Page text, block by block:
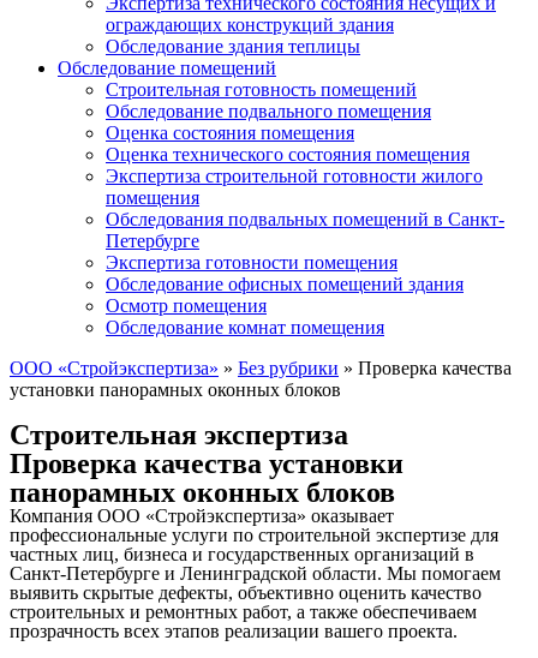
ограждающих конструкций здания
Обследование здания теплицы
Обследование помещений
Строительная готовность помещений
Обследование подвального помещения
Оценка состояния помещения
Оценка технического состояния помещения
Экспертиза строительной готовности жилого
помещения
Обследования подвальных помещений в Санкт-
Петербурге
Экспертиза готовности помещения
Обследование офисных помещений здания
Осмотр помещения
Обследование комнат помещения
ООО «Стройэкспертиза» » Без рубрики » Проверка качества
установки панорамных оконных блоков
Строительная экспертиза
Проверка качества установки
панорамных оконных блоков
Компания ООО «Стройэкспертиза» оказывает
профессиональные услуги по строительной экспертизе для
частных лиц, бизнеса и государственных организаций в
Санкт-Петербурге и Ленинградской области. Мы помогаем
выявить скрытые дефекты, объективно оценить качество
строительных и ремонтных работ, а также обеспечиваем
прозрачность всех этапов реализации вашего проекта.